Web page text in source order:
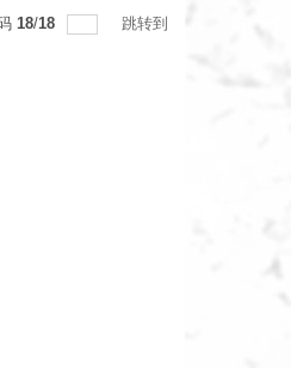
18/18 跳转到